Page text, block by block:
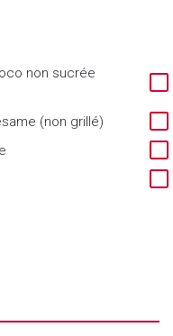
non sucrée
(non grillé)